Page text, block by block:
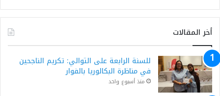
أخر المقالات
للسنة الرابعة على التوالي: تكريم الناجحين
في مناظرة البكالوريا بالفوار
منذ أسبوع واحد